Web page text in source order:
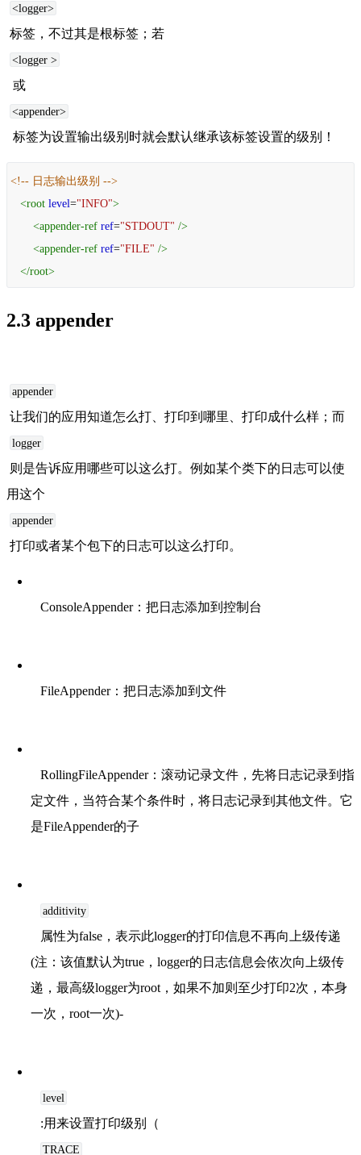
<logger>
标签，不过其是根标签；若
<logger >
或
<appender>
标签为设置输出级别时就会默认继承该标签设置的级别！
<!-- 日志输出级别 -->
<root level="INFO">
<appender-ref ref="STDOUT" />
<appender-ref ref="FILE" />
</root>
2.3 appender
appender
让我们的应用知道怎么打、打印到哪里、打印成什么样；而
logger
则是告诉应用哪些可以这么打。例如某个类下的日志可以使
用这个
appender
打印或者某个包下的日志可以这么打印。
ConsoleAppender：把日志添加到控制台
FileAppender：把日志添加到文件
RollingFileAppender：滚动记录文件，先将日志记录到指
定文件，当符合某个条件时，将日志记录到其他文件。它
是FileAppender的子
additivity
属性为false，表示此logger的打印信息不再向上级传递
(注：该值默认为true，logger的日志信息会依次向上级传
递，最高级logger为root，如果不加则至少打印2次，本身
一次，root一次)-
level
:用来设置打印级别（
TRACE